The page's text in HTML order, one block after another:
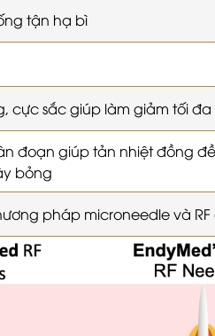
tận hạ bì
cực sắc giúp làm giảm tối
đoạn giúp tản nhiệt đồng
bỏng
pháp microneedle và